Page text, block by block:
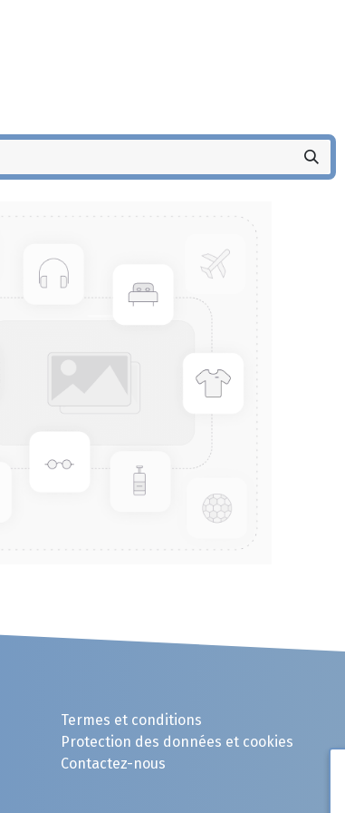
Termes et conditions
Protection des données et cookies
Contactez-nous